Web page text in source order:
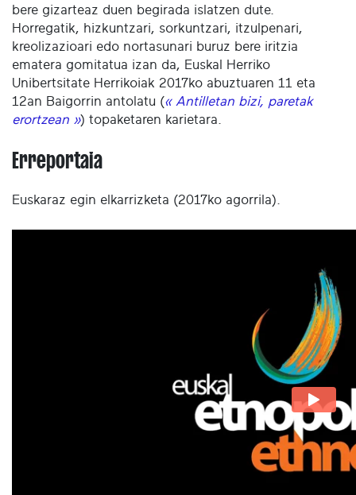
bere gizarteaz duen begirada islatzen dute.
Horregatik, hizkuntzari, sorkuntzari, itzulpenari,
kreolizazioari edo nortasunari buruz bere iritzia
ematera gomitatua izan da, Euskal Herriko
Unibertsitate Herrikoiak 2017ko abuztuaren 11 eta
12an Baigorrin antolatu (« Antilletan bizi, paretak
erortzean ») topaketaren karietara.
Erreportaia
Euskaraz egin elkarrizketa (2017ko agorrila).